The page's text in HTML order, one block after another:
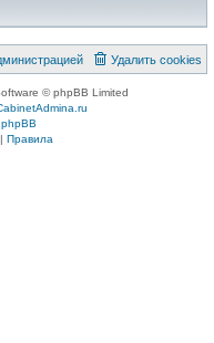
Удалить cookies
© phpBB Limited
Правила